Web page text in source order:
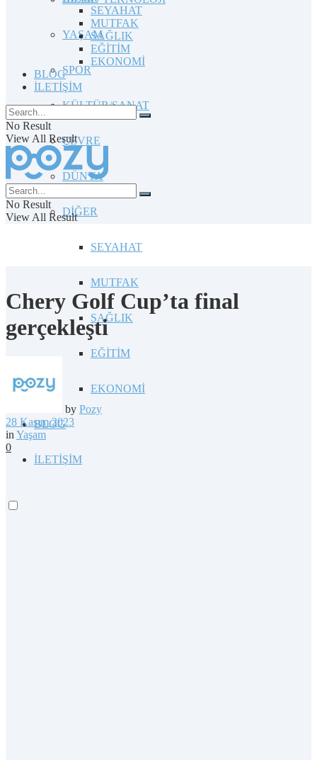
YAŞAM
SPOR
KÜLTÜR/SANAT
ÇEVRE
DÜNYA
DİĞER
SEYAHAT
MUTFAK
SAĞLIK
EĞİTİM
EKONOMİ
BLOG
İLETİŞİM
SEYAHAT
MUTFAK
SAĞLIK
EĞİTİM
EKONOMİ
BLOG
İLETİŞİM
No Result
View All Result
No Result
View All Result
Chery Golf Cup’ta final
gerçekleşti
by Pozy
28 Kasım 2023
in Yaşam
0